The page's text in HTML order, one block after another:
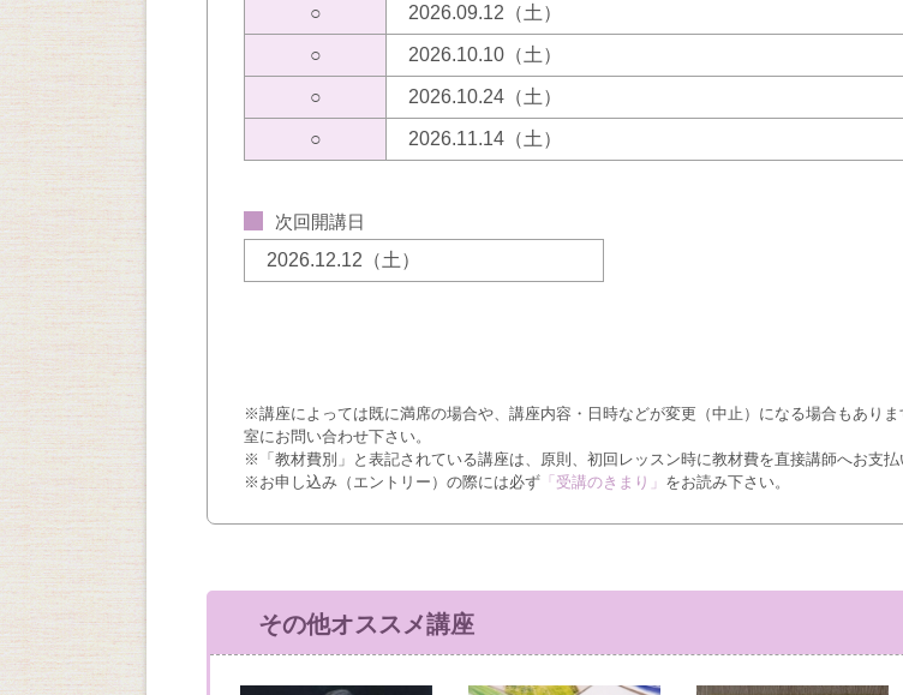
○ 2026.09.12（土）
○ 2026.10.10（土）
○ 2026.10.24（土）
○ 2026.11.14（土）
次回開講日
2026.12.12（土）
※講座によっては既に満席の場合や、講座内容・日時などが変更（中止）になる場合もあり
室にお問い合わせ下さい。
※「教材費別」と表記されている講座は、原則、初回レッスン時に教材費を直接講師へお支払
※お申し込み（エントリー）の際には必ず 「受講のきまり」 をお読み下さい。
その他オススメ講座